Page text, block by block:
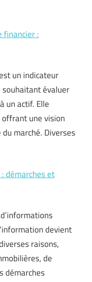
financier :
un indicateur
évaluer
un actif. Elle
une vision
marché. Diverses
démarches et
devient
raisons,
de
démarches